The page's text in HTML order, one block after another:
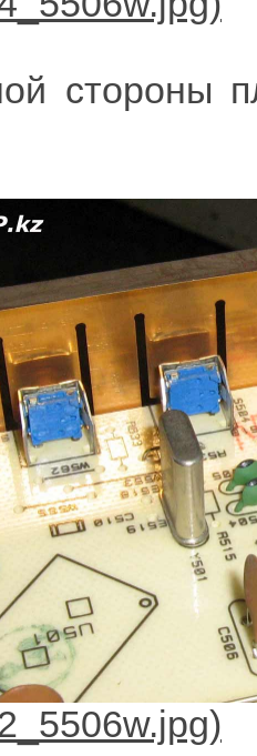
стороны